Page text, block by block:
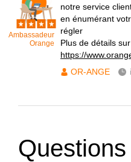
Ambassadeur
Orange
notre service
en énumérant
régler
Plus de détails
https://
OR-ANGE